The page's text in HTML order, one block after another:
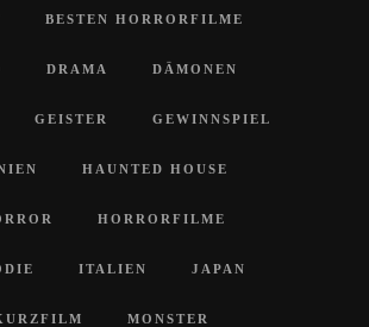
BESTEN HORRORFILME
DRAMA DÄMONEN
GEISTER GEWINNSPIEL
HAUNTED HOUSE
HORRORFILME
ITALIEN JAPAN
MONSTER